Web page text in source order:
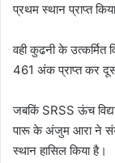
प्रथमस्थान प्राप्त
वही कुढनी के उत्कर्मित
461 अंक प्राप्त कर
जबकिं SRSS ऊंच
पारू के अंजुम आरा ने
स्थान हासिल किया है।